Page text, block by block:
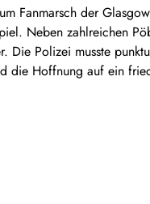
Fanmarsch der
Neben zahlreichen
Die Polizei musste
die Hoffnung auf ein